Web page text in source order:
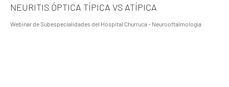
NEURITIS ÓPTICA TÍPICA VS ATÍPICA
Webinar de Subespecialidades del Hospital Churruca - Neurooftalmología